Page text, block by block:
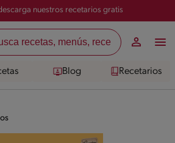
nuestros recetarios gratis
Blog Recetarios